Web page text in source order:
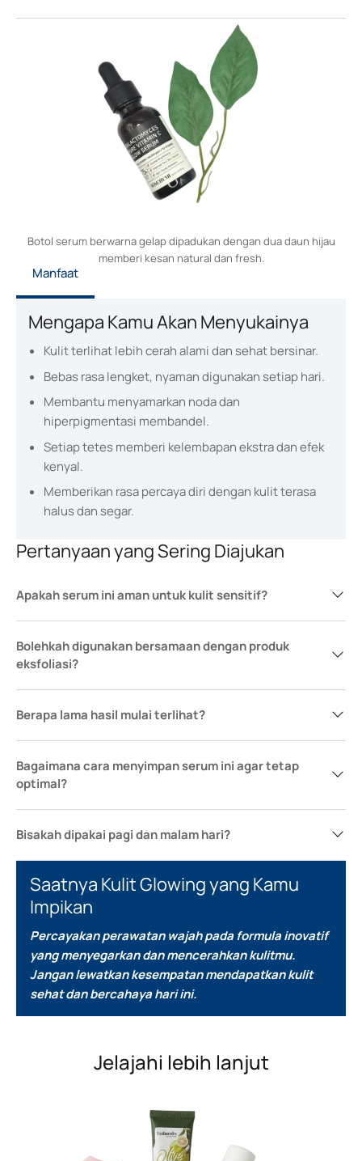
Botol serum berwarna gelap dipadukan dengan dua daun hijau
memberi kesan natural dan fresh.
Manfaat
Mengapa Kamu Akan Menyukainya
Kulit terlihat lebih cerah alami dan sehat bersinar.
Bebas rasa lengket, nyaman digunakan setiap hari.
Membantu menyamarkan noda dan
hiperpigmentasi membandel.
Setiap tetes memberi kelembapan ekstra dan efek
kenyal.
Memberikan rasa percaya diri dengan kulit terasa
halus dan segar.
Pertanyaan yang Sering Diajukan
Apakah serum ini aman untuk kulit sensitif?
Bolehkah digunakan bersamaan dengan produk
eksfoliasi?
Berapa lama hasil mulai terlihat?
Bagaimana cara menyimpan serum ini agar tetap
optimal?
Bisakah dipakai pagi dan malam hari?
Saatnya Kulit Glowing yang Kamu
Impikan
Percayakan perawatan wajah pada formula inovatif
yang menyegarkan dan mencerahkan kulitmu.
Jangan lewatkan kesempatan mendapatkan kulit
sehat dan bercahaya hari ini.
Jelajahi lebih lanjut